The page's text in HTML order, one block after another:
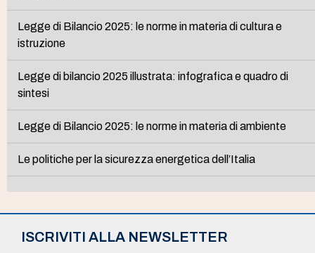
Legge di Bilancio 2025: le norme in materia di cultura e
istruzione
Legge di bilancio 2025 illustrata: infografica e quadro di
sintesi
Legge di Bilancio 2025: le norme in materia di ambiente
Le politiche per la sicurezza energetica dell’Italia
ISCRIVITI ALLA NEWSLETTER